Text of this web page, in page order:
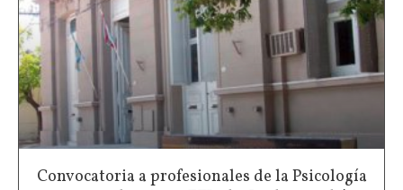
Convocatoria a profesionales de la Psicología